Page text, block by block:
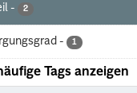
- 2
- 1
Tags anzeigen